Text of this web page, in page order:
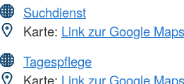
Suchdienst
Karte: Link zur Google
Tagespflege
Karte: Link zur Google